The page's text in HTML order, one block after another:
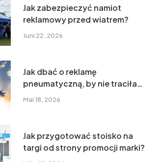
Juni 22, 2026
Jak zabezpieczyć namiot
reklamowy przed wiatrem?
Mai 18, 2026
Jak dbać o reklamę
pneumatyczną, by nie traciła
formy i koloru
Jak przygotować stoisko na
targi od strony promocji marki?